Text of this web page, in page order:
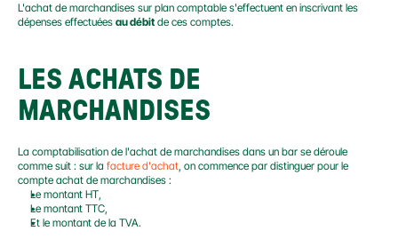
L'achat de marchandises sur plan comptable s'effectuent en inscrivant les
dépenses effectuées au débit de ces comptes.
LES ACHATS DE
MARCHANDISES
La comptabilisation de l'achat de marchandises dans un bar se déroule
comme suit : sur la facture d'achat, on commence par distinguer pour le
compte achat de marchandises :
Le montant HT,
Le montant TTC,
Et le montant de la TVA.